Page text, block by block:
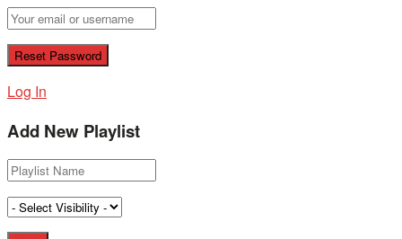
Log In
Add New Playlist